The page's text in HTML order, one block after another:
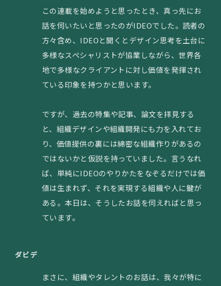
この連載を始めようと思ったとき、真っ先にお
話を伺いたいと思ったのがIDEOでした。読者の
方々含め、IDEOと聞くとデザイン思考を土台に
多様なスペシャリストが協業しながら、世界各
地で多様なクライアントに対し価値を発揮され
ている印象を持つかと思います。
ですが、過去の特集や記事、論文を拝見する
と、組織デザインや組織開発にも力を入れてお
り、価値提供の裏には綿密な組織作りがあるの
ではないかと仮説を持っていました。言うなれ
ば、単純にIDEOのやりかたをなぞるだけでは価
値は生まれず、それを実現する組織や人に鍵が
ある。本日は、そうしたお話を伺えればと思っ
ています。
ダビデ
まさに、組織やタレントのお話は、我々が特に